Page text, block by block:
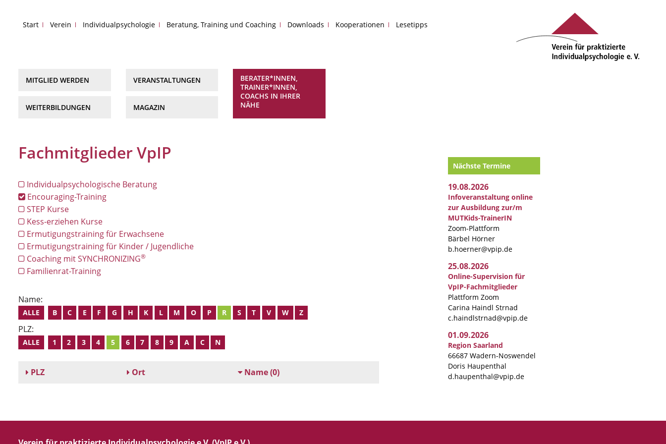
Start Verein Individualpsychologie Beratung, Training und Coaching Downloads Kooperationen Lesetipps
MITGLIED WERDEN
WEITERBILDUNGEN
VERANSTALTUNGEN
MAGAZIN
BERATER*INNEN,
TRAINER*INNEN,
COACHS IN IHRER
NÄHE
Fachmitglieder VpIP
Individualpsychologische Beratung
Encouraging-Training
STEP Kurse
Kess-erziehen Kurse
Ermutigungstraining für Erwachsene
Ermutigungstraining für Kinder / Jugendliche
Coaching mit SYNCHRONIZING®
Familienrat-Training
Name:
ALLE B C E F G H K L M O P R S T V W Z
PLZ:
ALLE 1 2 3 4 5 6 7 8 9 A C N
PLZ Ort Name(0)
Nächste Termine
19.08.2026
Infoveranstaltung online
zur Ausbildung zur/m
MUTKids-TrainerIN
Zoom-Plattform
Bärbel Hörner
b.hoerner@vpip.de
25.08.2026
Online-Supervision für
VpIP-Fachmitglieder
Plattform Zoom
Carina Haindl Strnad
c.haindlstrnad@vpip.de
01.09.2026
Region Saarland
66687 Wadern-Noswendel
Doris Haupenthal
d.haupenthal@vpip.de